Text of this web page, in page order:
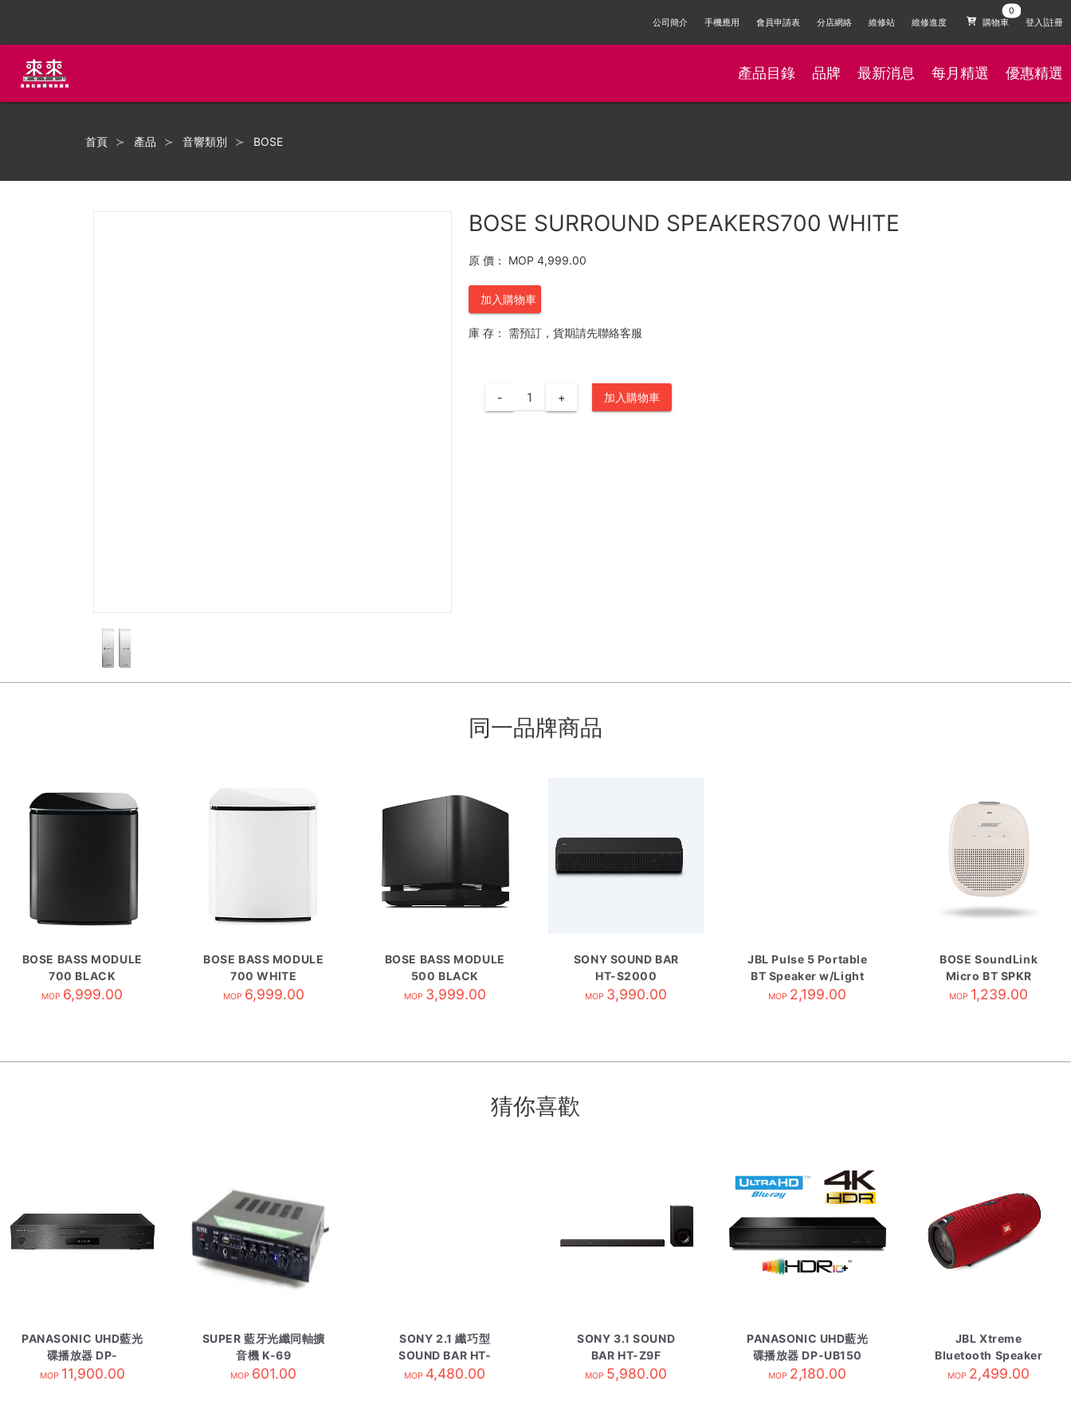
公司簡介 手機應用 會員申請表 分店網絡 維修站 維修進度 購物車 登入|註冊
產品目錄 品牌 最新消息 每月精選 優惠精選
首頁 產品 音響類別 BOSE
BOSE SURROUND SPEAKERS700 WHITE
原 價： MOP 4,999.00
加入購物車
庫 存： 需預訂，貨期請先聯絡客服
- + 加入購物車
同一品牌商品
BOSE BASS MODULE
700 BLACK
MOP 6,999.00
BOSE BASS MODULE
700 WHITE
MOP 6,999.00
BOSE BASS MODULE
500 BLACK
MOP 3,999.00
SONY SOUND BAR
HT-S2000
MOP 3,990.00
JBL Pulse 5 Portable
BT Speaker w/Light
Show
MOP 2,199.00
BOSE SoundLink
Micro BT SPKR
Smoke White
MOP 1,239.00
猜你喜歡
PANASONIC UHD藍光
碟播放器 DP-
UB9000GH1
MOP 11,900.00
SUPER 藍牙光纖同軸擴
音機 K-69
MOP 601.00
SONY 2.1 纖巧型
SOUND BAR HT-
MT500 BK
MOP 4,480.00
SONY 3.1 SOUND
BAR HT-Z9F
MOP 5,980.00
PANASONIC UHD藍光
碟播放器 DP-UB150
MOP 2,180.00
JBL Xtreme
Bluetooth Speaker
Red
MOP 2,499.00